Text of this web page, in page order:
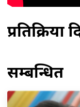
प्रतिक्रिया
सम्बन्धित